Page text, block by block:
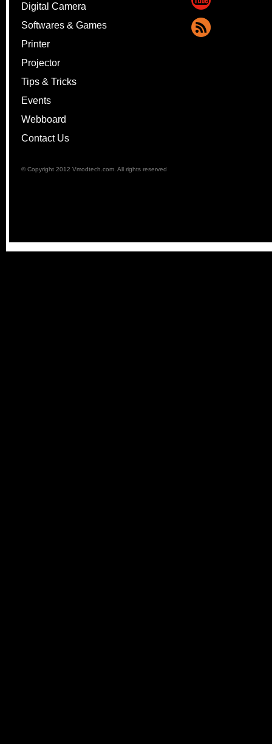
Digital Camera
Softwares & Games
Printer
Projector
Tips & Tricks
Events
Webboard
Contact Us
© Copyright 2012 Vmodtech.com. All rights reserved